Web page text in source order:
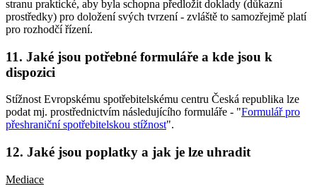
stranu praktické, aby byla schopna předložit doklady (důkazní
prostředky) pro doložení svých tvrzení - zvláště to samozřejmě platí
pro rozhodčí řízení.
11. Jaké jsou potřebné formuláře a kde jsou k
dispozici
Stížnost Evropskému spotřebitelskému centru Česká republika lze
podat mj. prostřednictvím následujícího formuláře - "Formulář pro
přeshraniční spotřebitelskou stížnost".
12. Jaké jsou poplatky a jak je lze uhradit
Mediace